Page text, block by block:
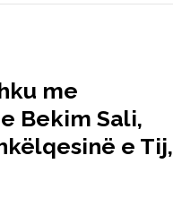
me
Bekim Sali,
e Tij,